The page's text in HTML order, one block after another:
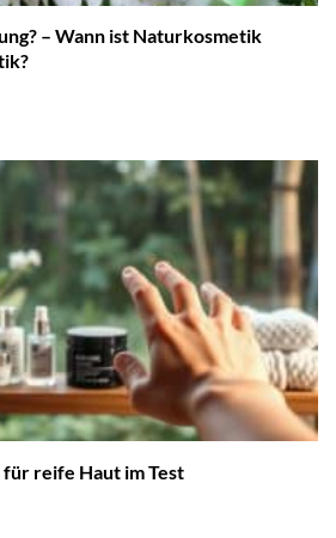
– Wann ist Naturkosmetik
reife Haut im Test